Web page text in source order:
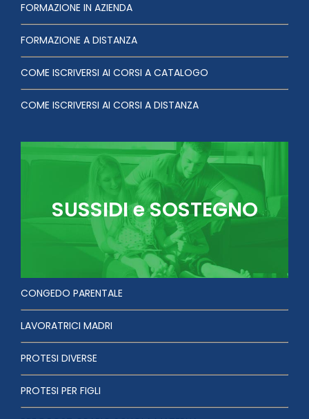
FORMAZIONE IN AZIENDA
FORMAZIONE A DISTANZA
COME ISCRIVERSI AI CORSI A CATALOGO
COME ISCRIVERSI AI CORSI A DISTANZA
SUSSIDI e SOSTEGNO
CONGEDO PARENTALE
LAVORATRICI MADRI
PROTESI DIVERSE
PROTESI PER FIGLI